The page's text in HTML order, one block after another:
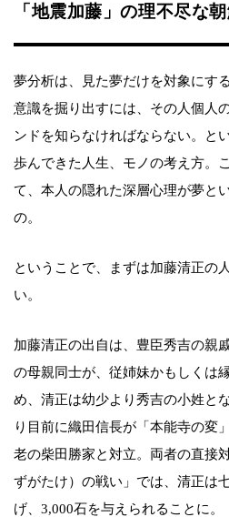
「地震加藤」の理不尽な
夢分析は、見た夢だけを対象にす
意識を掘り出すには、その人個人
ンドを知らなければならない。と
歩んできた人生、モノの考え方。
て、本人の隠れた深層心理が夢と
の。
ということで、まずは加藤清正の
い。
加藤清正の出自は、豊臣秀吉の親
の母親同士が、従姉妹かもしくは
め、清正は幼少より秀吉の小姓と
り目前に織田信長が「本能寺の変
老の柴田勝家と対立。両者の直接
ずがたけ）の戦い」では、清正は
げ、3,000石を与えられることに。